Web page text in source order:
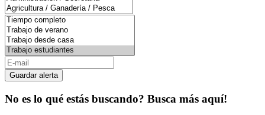
Guardar alerta
No es lo qué estás buscando? Busca más aquí!